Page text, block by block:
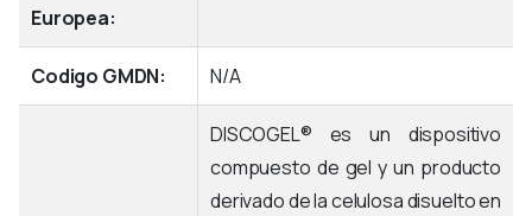
Europea:
Codigo GMDN: N/A
DISCOGEL® es un dispositivo
compuesto de gel y un producto
derivado de la celulosa disuelto en